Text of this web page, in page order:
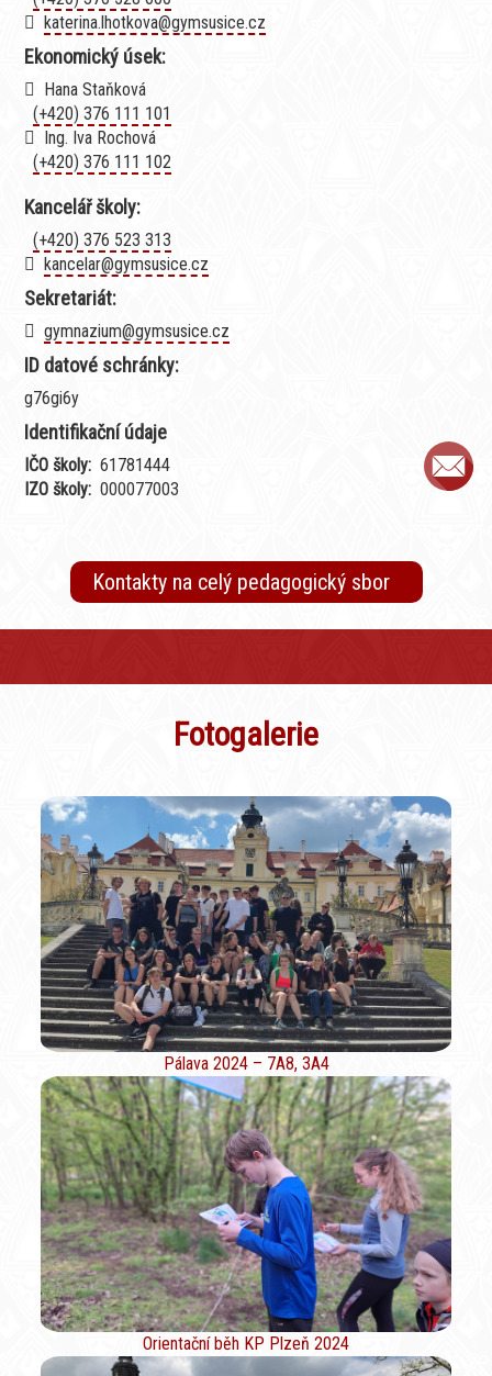
katerina.lhotkova@gymsusice.cz
Ekonomický úsek:
Hana Staňková
(+420) 376 111 101
Ing. Iva Rochová
(+420) 376 111 102
Kancelář školy:
(+420) 376 523 313
kancelar@gymsusice.cz
Sekretariát:
gymnazium@gymsusice.cz
ID datové schránky:
g76gi6y
Identifikační údaje
IČO školy: 61781444
IZO školy: 000077003
Kontakty na celý pedagogický sbor
Fotogalerie
Pálava 2024 – 7A8, 3A4
Orientační běh KP Plzeň 2024